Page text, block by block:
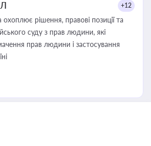
+12
охоплює рішення, правові позиції та
суду з прав людини, які
прав людини і застосування